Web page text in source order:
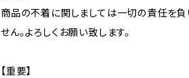
商品の不着に関しましては一切の責任を負
せん。よろしくお願い致します。
【重要】